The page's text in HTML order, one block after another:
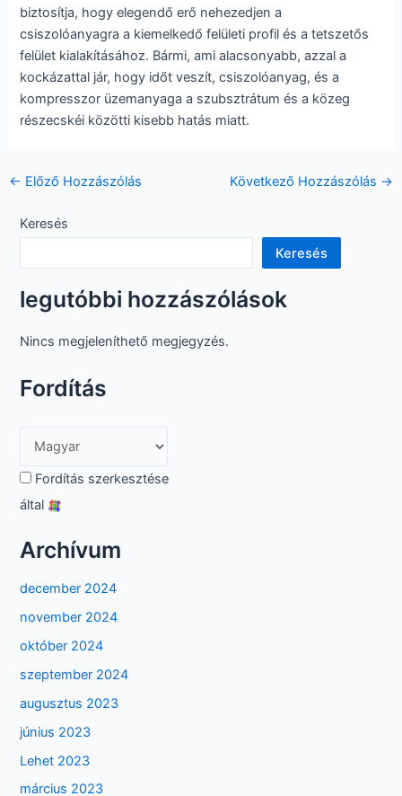
biztosítja, hogy elegendő erő nehezedjen a
csiszolóanyagra a kiemelkedő felületi profil és a tetszetős
felület kialakításához. Bármi, ami alacsonyabb, azzal a
kockázattal jár, hogy időt veszít, csiszolóanyag, és a
kompresszor üzemanyaga a szubsztrátum és a közeg
részecskéi közötti kisebb hatás miatt.
Hozzászólás
← Előző Hozzászólás Következő Hozzászólás →
Keresés
Keresés
legutóbbi hozzászólások
Nincs megjeleníthető megjegyzés.
Fordítás
Fordítás szerkesztése
által
Archívum
december 2024
november 2024
október 2024
szeptember 2024
augusztus 2023
június 2023
Lehet 2023
március 2023